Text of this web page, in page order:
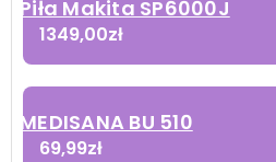
Piła Makita SP6000J
1349,00zł
MEDISANA BU 510
69,99zł